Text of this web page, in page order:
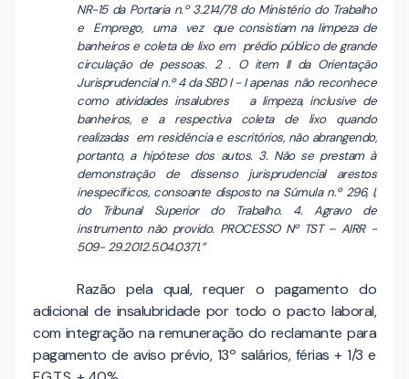
NR-15 da Portaria n.º 3.214/78 do Ministério do Trabalho
e Emprego, uma vez que consistiam na limpeza de
banheiros e coleta de lixo em prédio público de grande
circulação de pessoas. 2 . O item II da Orientação
Jurisprudencial n.º 4 da SBD I - I apenas não reconhece
como atividades insalubres a limpeza, inclusive de
banheiros, e a respectiva coleta de lixo quando
realizadas em residência e escritórios, não abrangendo,
portanto, a hipótese dos autos. 3. Não se prestam à
demonstração de dissenso jurisprudencial arestos
inespecíficos, consoante disposto na Súmula n.º 296, I,
do Tribunal Superior do Trabalho. 4. Agravo de
instrumento não provido. PROCESSO Nº TST – AIRR -
509- 29.2012.5.04.0371.”
Razão pela qual, requer o pagamento do
adicional de insalubridade por todo o pacto laboral,
com integração na remuneração do reclamante para
pagamento de aviso prévio, 13º salários, férias + 1/3 e